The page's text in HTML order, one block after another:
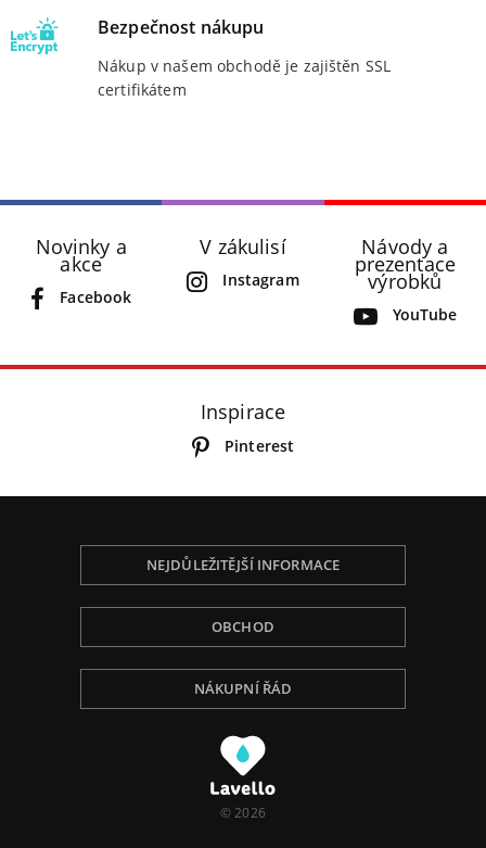
Bezpečnost nákupu
Nákup v našem obchodě je zajištěn SSL
certifikátem
Novinky a
akce
Facebook
V zákulisí
Instagram
Návody a
prezentace
výrobků
YouTube
Inspirace
Pinterest
NEJDŮLEŽITĚJŠÍ INFORMACE
OBCHOD
NÁKUPNÍ ŘÁD
© 2026
Používáme Cookies, abychom Vám poskytli tu
nejlepší zkušenost při procházení, přizpůsobili
obsah na stránce, analyzovali návštěvnost a ukázali
Vám relevantní reklamu. Pro více informací navštivte
naší Politiku ochrany osobních údajů.